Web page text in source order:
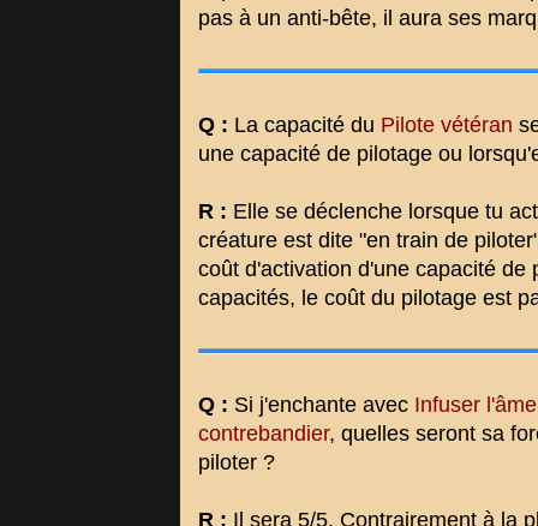
pas à un anti-bête, il aura ses
Q : La capacité du Pilote vétéran
une capacité de pilotage ou
R : Elle se déclenche lorsque tu
créature est dite "en train de
coût d'activation d'une capacité
capacités, le coût du pilotage est
Q : Si j'enchante avec Infuser
contrebandier, quelles seront sa
piloter ?
R : Il sera 5/5. Contrairement à la